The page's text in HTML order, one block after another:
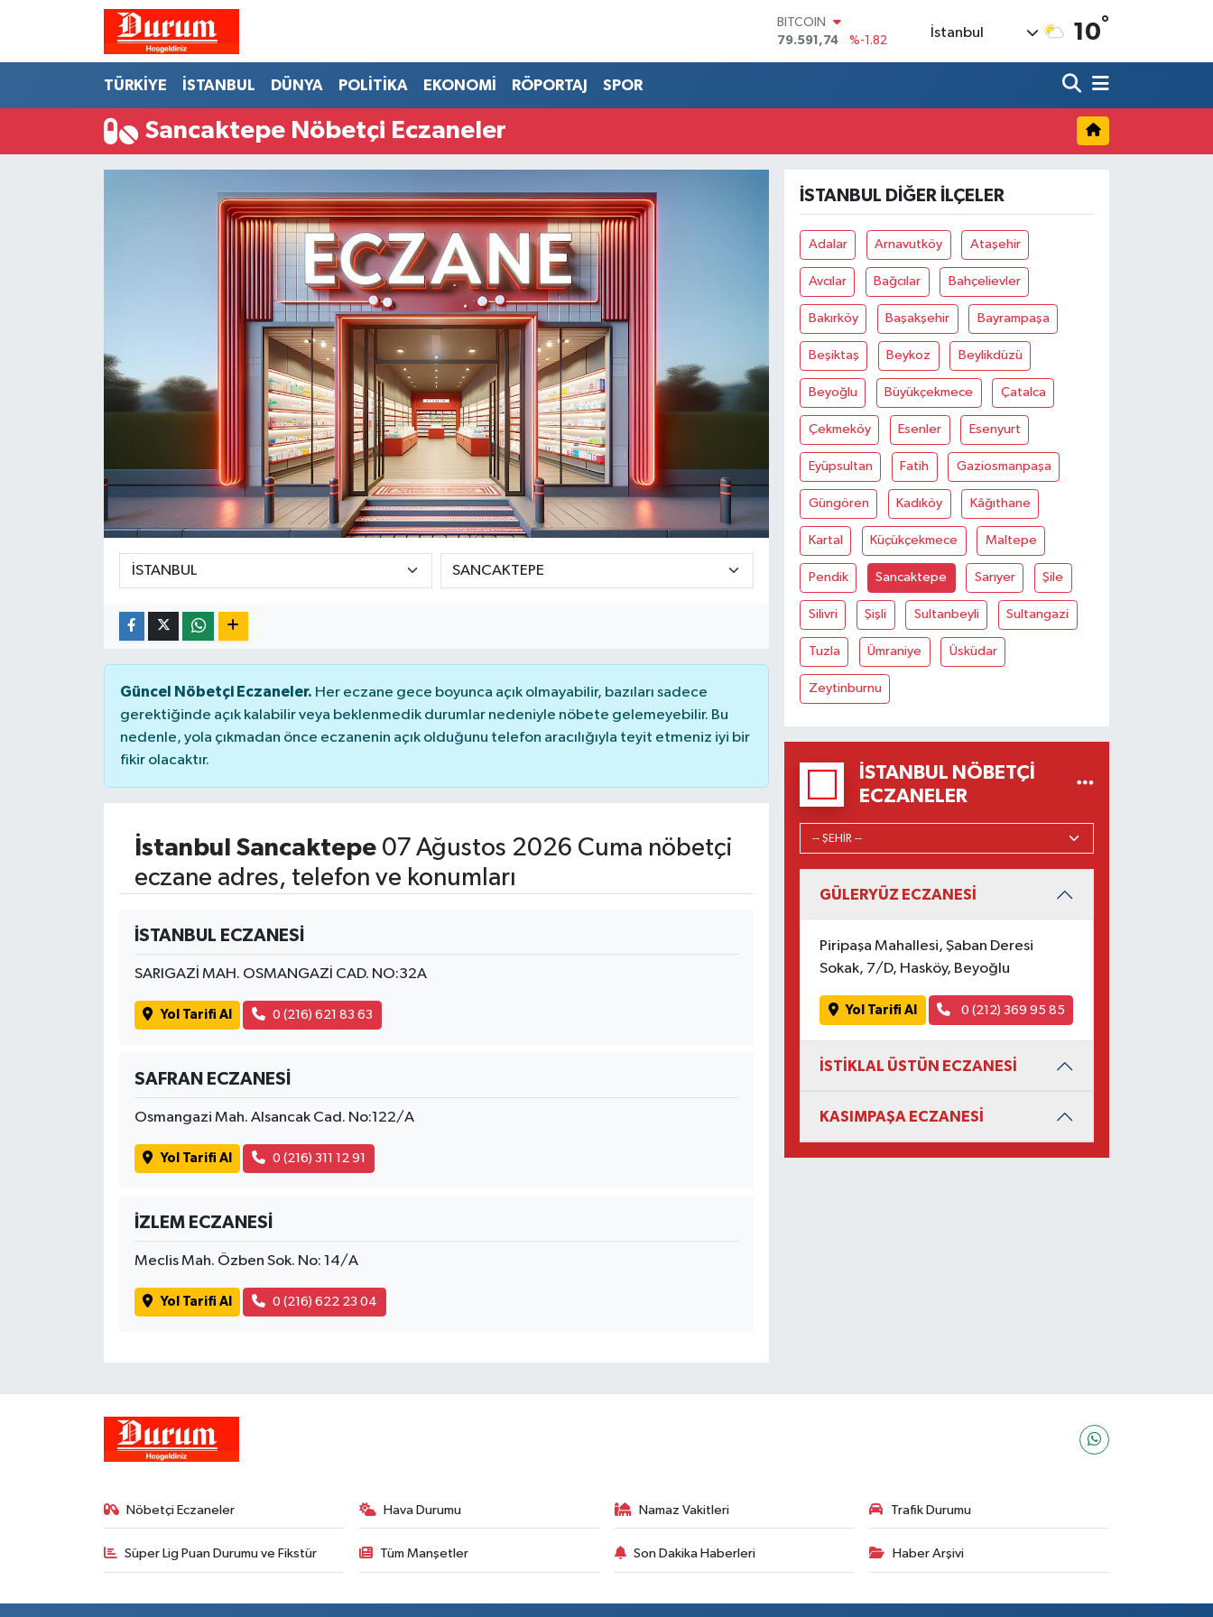
BITCOIN
79.591,74
%-1.82
53,38690
%0.19
6862,09000
%0.19
BİST100
İstanbul 10°
TÜRKİYE İSTANBUL DÜNYA POLİTİKA EKONOMİ RÖPORTAJ SPOR
Sancaktepe Nöbetçi Eczaneler
Güncel Nöbetçi Eczaneler. Her eczane gece boyunca açık olmayabilir, bazıları sadece
gerektiğinde açık kalabilir veya beklenmedik durumlar nedeniyle nöbete gelemeyebilir. Bu
nedenle, yola çıkmadan önce eczanenin açık olduğunu telefon aracılığıyla teyit etmeniz iyi bir
fikir olacaktır.
İstanbul Sancaktepe07 Ağustos 2026 Cuma nöbetçi
eczane adres, telefon ve konumları
İSTANBUL ECZANESİ
SARIGAZİ MAH. OSMANGAZİ CAD. NO:32A
Yol Tarifi Al 0 (216) 621 83 63
SAFRAN ECZANESİ
Osmangazi Mah. Alsancak Cad. No:122/A
Yol Tarifi Al 0 (216) 311 12 91
İZLEM ECZANESİ
Meclis Mah. Özben Sok. No: 14/A
Yol Tarifi Al 0 (216) 622 23 04
İSTANBUL DIĞER İLÇELER
Adalar Arnavutköy Ataşehir
Avcılar Bağcılar Bahçelievler
Bakırköy Başakşehir Bayrampaşa
Beşiktaş Beykoz Beylikdüzü
Beyoğlu Büyükçekmece Çatalca
Çekmeköy Esenler Esenyurt
Eyüpsultan Fatih Gaziosmanpaşa
Güngören Kadıköy Kâğıthane
Kartal Küçükçekmece Maltepe
Pendik Sancaktepe Sarıyer Şile
Silivri Şişli Sultanbeyli Sultangazi
Tuzla Ümraniye Üsküdar
Zeytinburnu
İSTANBUL NÖBETÇI
ECZANELER
GÜLERYÜZ ECZANESİ
Piripaşa Mahallesi, Şaban Deresi
Sokak, 7/D, Hasköy, Beyoğlu
Yol Tarifi Al 0 (212) 369 95 85
İSTİKLAL ÜSTÜN ECZANESİ
KASIMPAŞA ECZANESİ
Nöbetçi Eczaneler Hava Durumu Namaz Vakitleri Trafik Durumu
Süper Lig Puan Durumu ve Fikstür Tüm Manşetler Son Dakika Haberleri Haber Arşivi
Hava Durumu
Süper Lig Puan Durumu ve Fikstür
Haber Arşivi